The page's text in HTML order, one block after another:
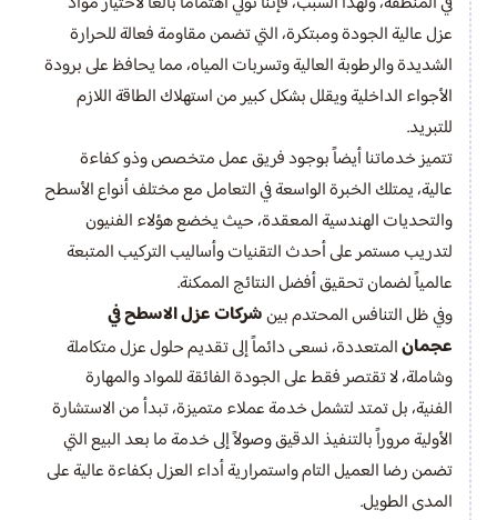
عزل عالية الجودة ومبتكرة، التي تضمن مقاومة فعالة للحرارة
الشديدة والرطوبة العالية وتسربات المياه، مما يحافظ على برودة
الأجواء الداخلية ويقلل بشكل كبير من استهلاك الطاقة اللازم
للتبريد.
تتميز خدماتنا أيضاً بوجود فريق عمل متخصص وذو كفاءة
عالية، يمتلك الخبرة الواسعة في التعامل مع مختلف أنواع الأسطح
والتحديات الهندسية المعقدة، حيث يخضع هؤلاء الفنيون
لتدريب مستمر على أحدث التقنيات وأساليب التركيب المتبعة
عالمياً لضمان تحقيق أفضل النتائج الممكنة.
وفي ظل التنافس المحتدم بينشركات عزل الاسطح في
عجمانالمتعددة، نسعى دائماً إلى تقديم حلول عزل متكاملة
وشاملة، لا تقتصر فقط على الجودة الفائقة للمواد والمهارة
الفنية، بل تمتد لتشمل خدمة عملاء متميزة، تبدأ من الاستشارة
الأولية مروراً بالتنفيذ الدقيق وصولاً إلى خدمة ما بعد البيع التي
تضمن رضا العميل التام واستمرارية أداء العزل بكفاءة عالية على
المدى الطويل.